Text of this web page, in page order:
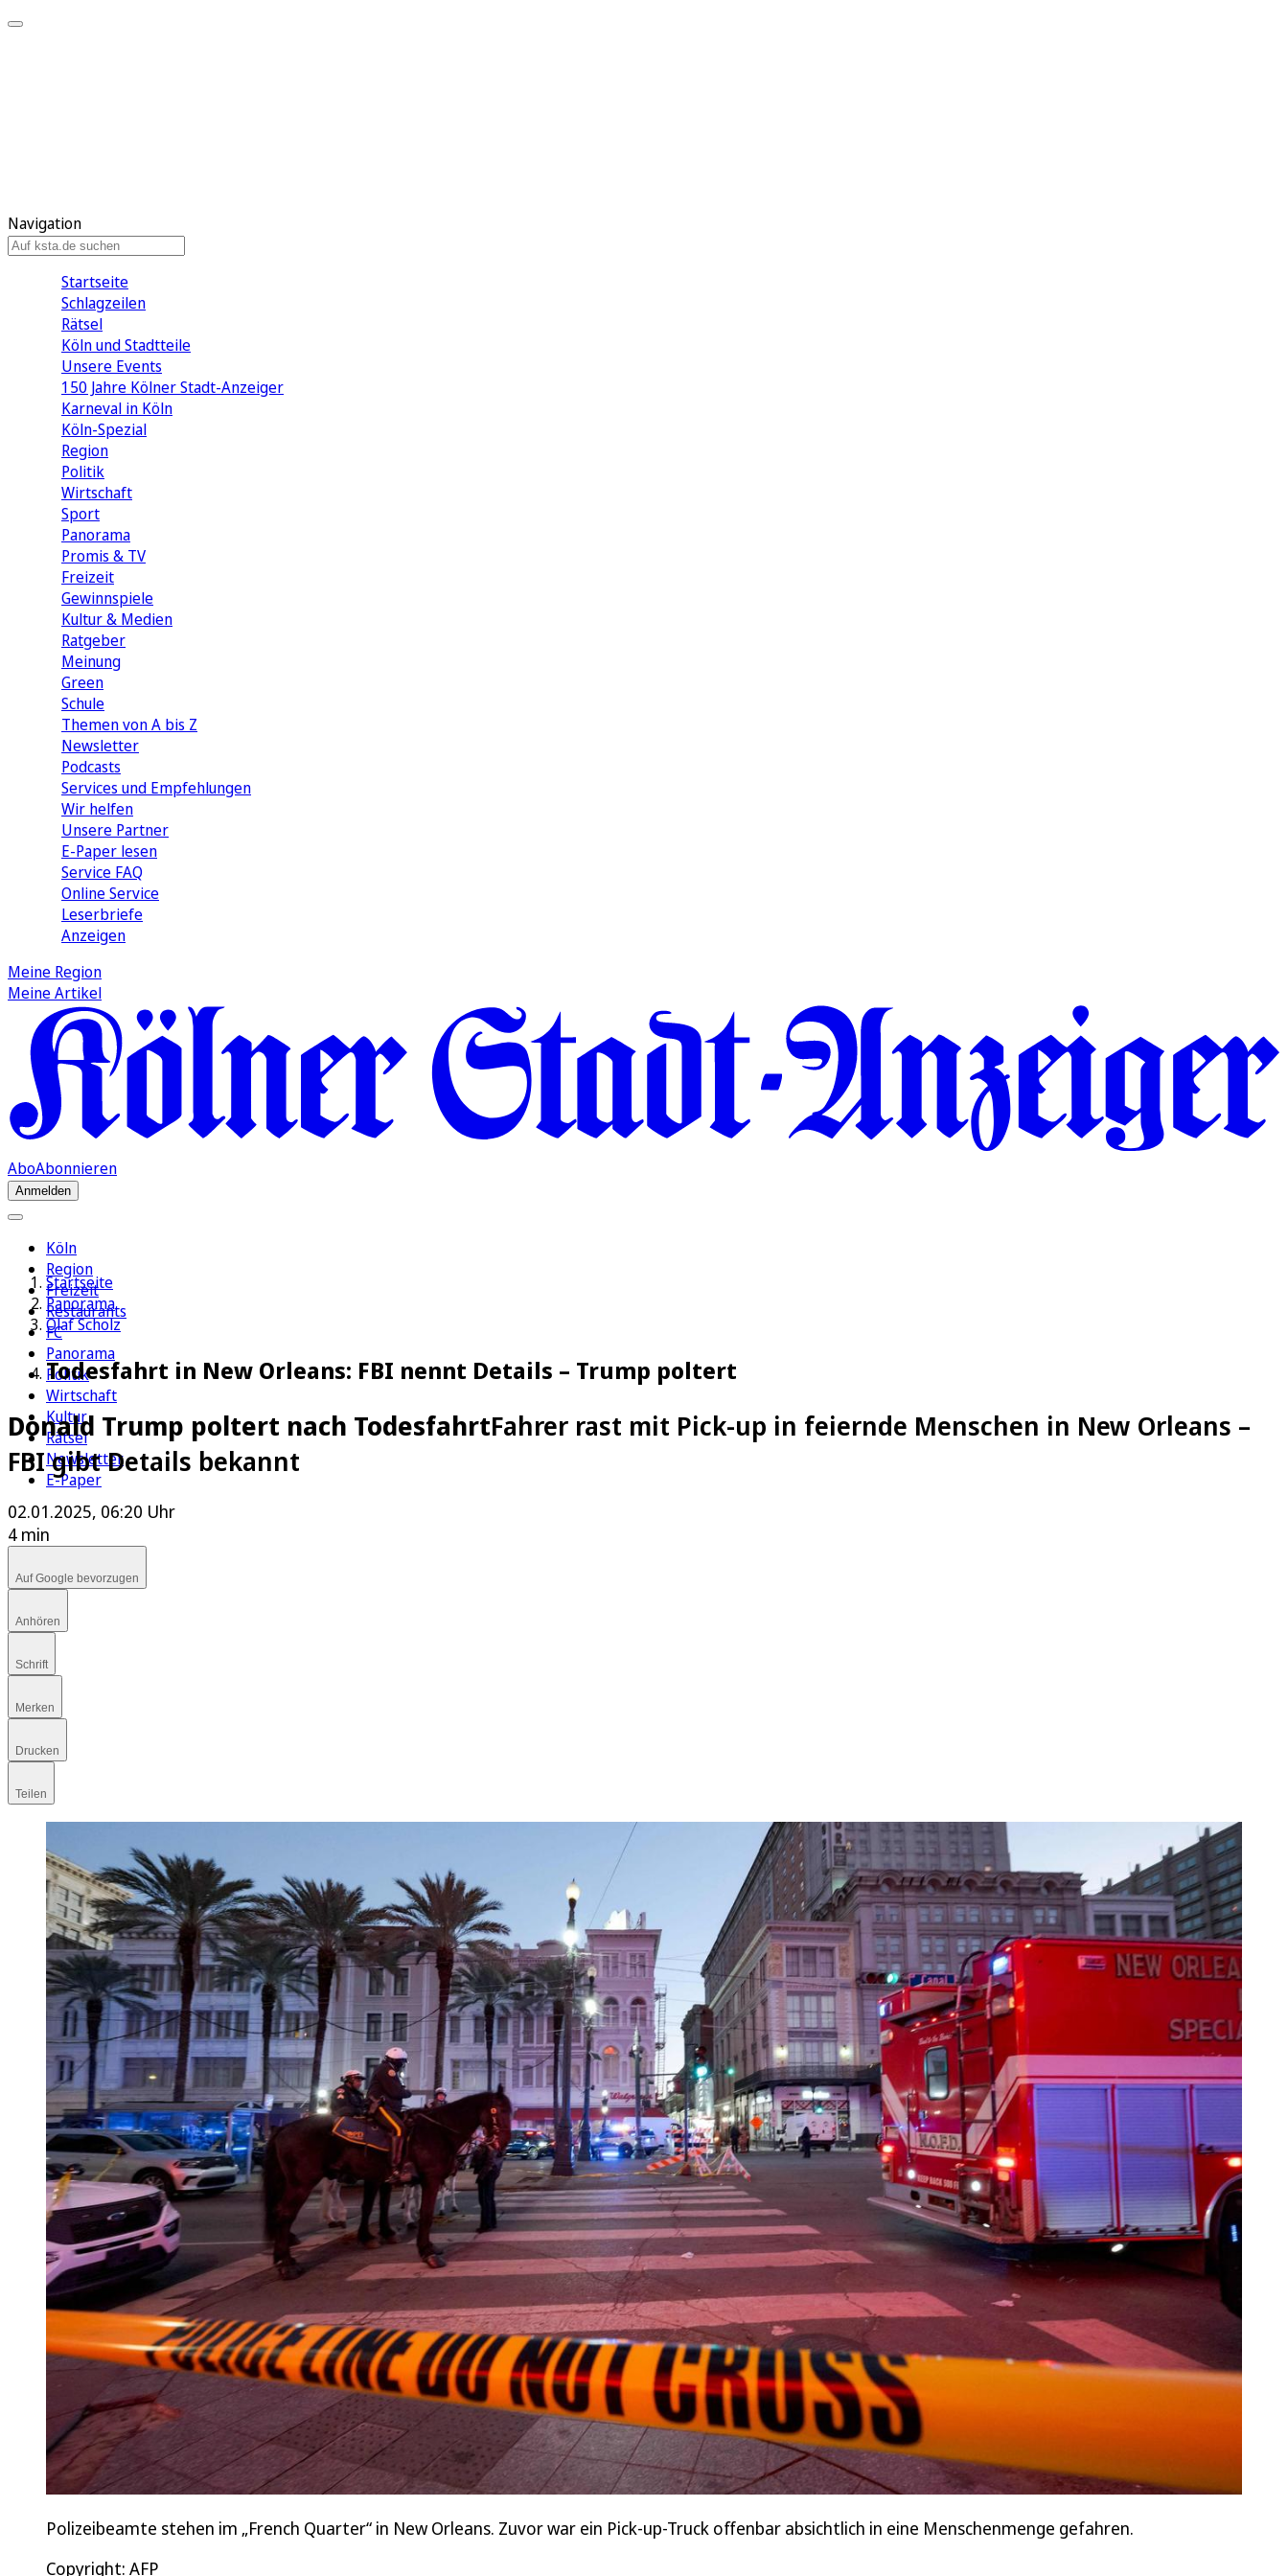
Navigation
Startseite
Schlagzeilen
Rätsel
Köln und Stadtteile
Unsere Events
150 Jahre Kölner Stadt-Anzeiger
Karneval in Köln
Köln-Spezial
Region
Politik
Wirtschaft
Sport
Panorama
Promis & TV
Freizeit
Gewinnspiele
Kultur & Medien
Ratgeber
Meinung
Green
Schule
Themen von A bis Z
Newsletter
Podcasts
Services und Empfehlungen
Wir helfen
Unsere Partner
E-Paper lesen
Service FAQ
Online Service
Leserbriefe
Anzeigen
Meine Region
Meine Artikel
AboAbonnieren
Anmelden
Köln
Region
Freizeit
Restaurants
FC
Panorama
Politik
Wirtschaft
Kultur
Rätsel
Newsletter
E-Paper
Startseite
Panorama
Olaf Scholz
Todesfahrt in New Orleans: FBI nennt Details – Trump poltert
Donald Trump poltert nach TodesfahrtFahrer rast mit Pick-up in feiernde Menschen in New Orleans –
FBI gibt Details bekannt
02.01.2025, 06:20 Uhr
4 min
Auf Google bevorzugen
Anhören
Schrift
Merken
Drucken
Teilen
Polizeibeamte stehen im „French Quarter“ in New Orleans. Zuvor war ein Pick-up-Truck offenbar absichtlich in eine Menschenmenge gefahren.
Copyright: AFP